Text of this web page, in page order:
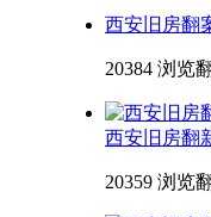
西安旧房
20384 浏览
西安旧房翻
20359 浏览